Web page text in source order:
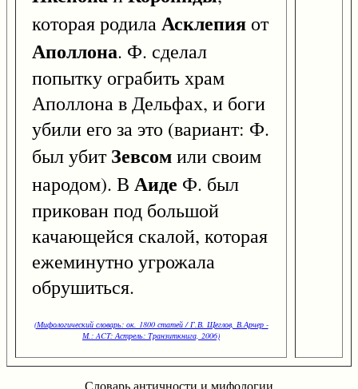
которая родилаАсклепия от
Аполлона. Ф. сделал
попытку ограбить храм
Аполлона в Дельфах, и боги
убили его за это (вариант: Ф.
был убитЗевсомили своим
народом). В Аиде Ф. был
прикован под большой
качающейся скалой, которая
ежеминутно угрожала
обрушиться.
(Мифологический словарь: ок. 1800 статей / Г.В. Щеглов, В.Арчер -
М.: ACT: Астрель: Транзиткнига, 2006)
Словарь античности и мифологии